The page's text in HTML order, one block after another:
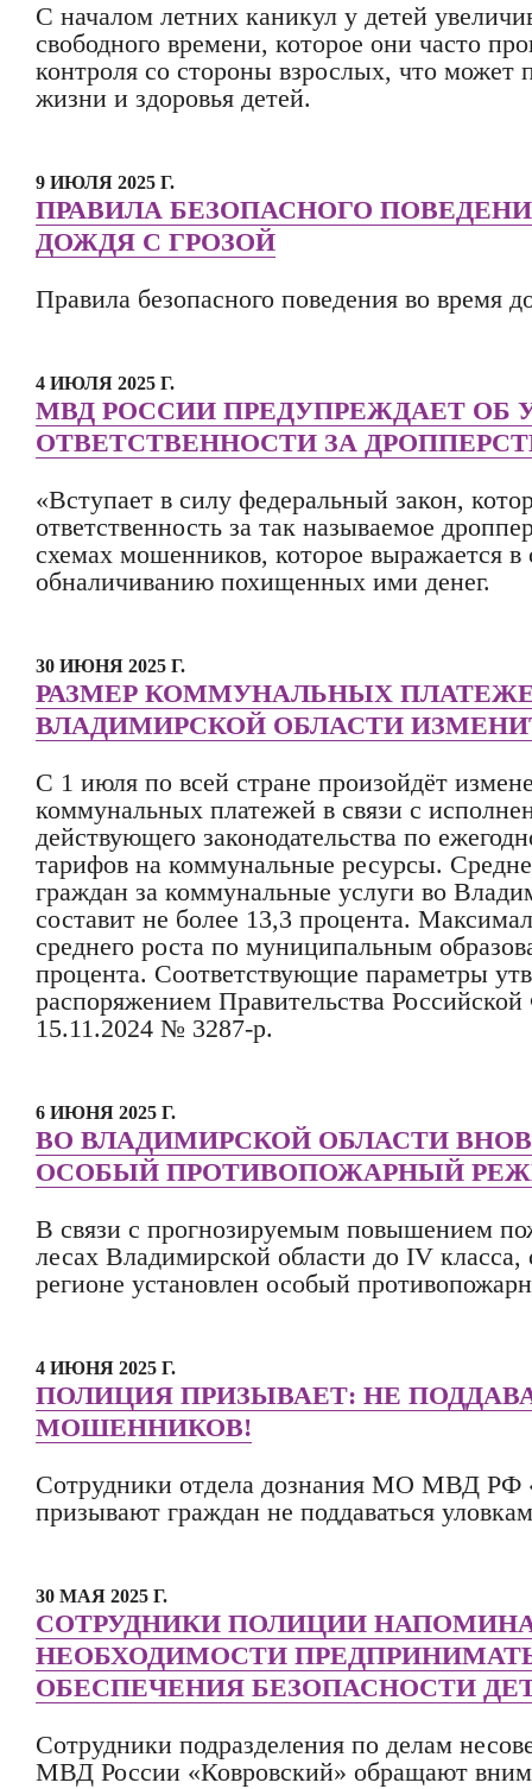
С началом летних каникул у детей
свободного времени, которое они часто
контроля со стороны взрослых, что может
жизни и здоровья детей.
9 ИЮЛЯ 2025 Г.
ПРАВИЛА БЕЗОПАСНОГО
ДОЖДЯ С ГРОЗОЙ
Правила безопасного поведения во время
4 ИЮЛЯ 2025 Г.
МВД РОССИИ ПРЕДУПРЕЖДАЕТ ОБ
ОТВЕТСТВЕННОСТИ ЗА
«Вступает в силу федеральный закон,
ответственность за так называемое
схемах мошенников, которое выражается в
обналичиванию похищенных ими денег.
30 ИЮНЯ 2025 Г.
РАЗМЕР КОММУНАЛЬНЫХ
ВЛАДИМИРСКОЙ ОБЛАСТИ
С 1 июля по всей стране произойдёт
коммунальных платежей в связи с
действующего законодательства по
тарифов на коммунальные ресурсы.
граждан за коммунальные услуги во
составит не более 13,3 процента.
среднего роста по муниципальным
процента. Соответствующие параметры
распоряжением Правительства
15.11.2024 № 3287-р.
6 ИЮНЯ 2025 Г.
ВО ВЛАДИМИРСКОЙ ОБЛАСТИ
ОСОБЫЙ ПРОТИВОПОЖАРНЫЙ
В связи с прогнозируемым повышением
лесах Владимирской области до IV класса,
регионе установлен особый
4 ИЮНЯ 2025 Г.
ПОЛИЦИЯ ПРИЗЫВАЕТ: НЕ
МОШЕННИКОВ!
Сотрудники отдела дознания МО МВД РФ
призывают граждан не поддаваться
30 МАЯ 2025 Г.
СОТРУДНИКИ ПОЛИЦИИ
НЕОБХОДИМОСТИ
ОБЕСПЕЧЕНИЯ БЕЗОПАСНОСТИ
Сотрудники подразделения по делам
МВД России «Ковровский» обращают